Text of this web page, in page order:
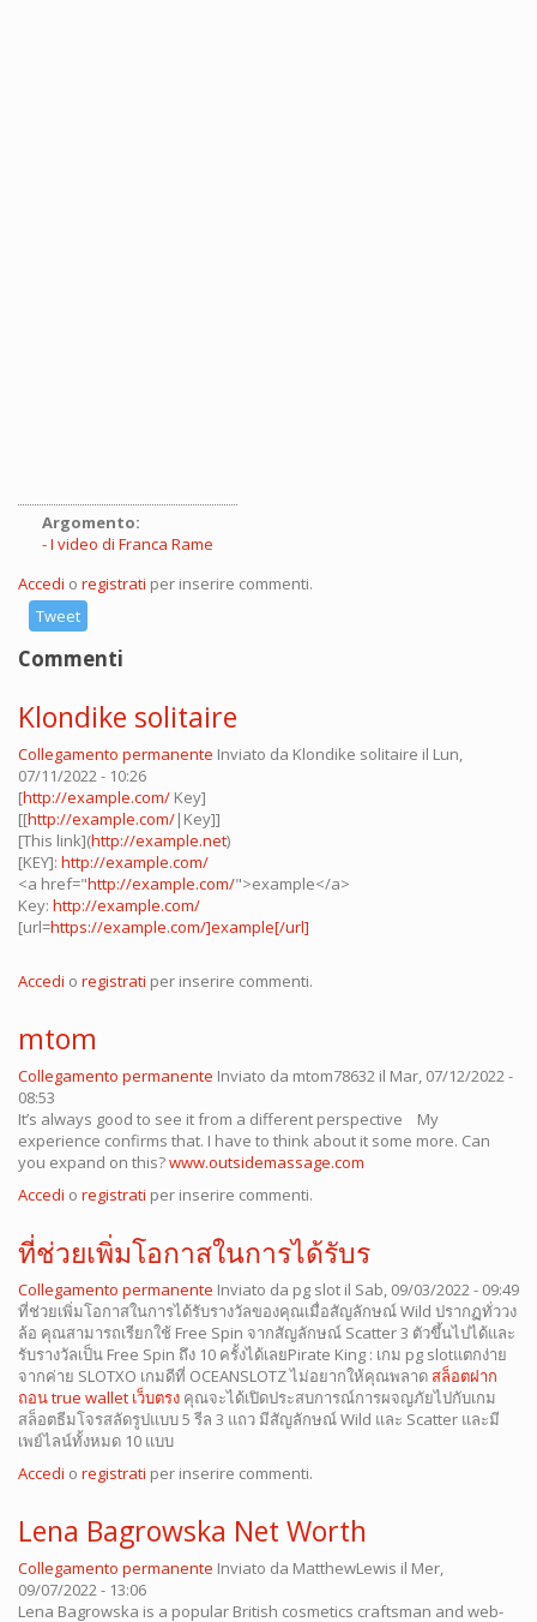
Argomento:
I video di Franca Rame
Accedi o registrati per inserire commenti.
Tweet
Commenti
Klondike solitaire
Collegamento permanente Inviato da Klondike solitaire il Lun,
07/11/2022 - 10:26
[http://example.com/ Key]
[[http://example.com/|Key]]
[This link](http://example.net)
[KEY]: http://example.com/
<a href="http://example.com/">example</a>
Key: http://example.com/
[url=https://example.com/]example[/url]
Accedi o registrati per inserire commenti.
mtom
Collegamento permanente Inviato da mtom78632 il Mar, 07/12/2022 -
08:53
It’s always good to see it from a different perspective My
experience confirms that. I have to think about it some more. Can
you expand on this?www.outsidemassage.com
Accedi o registrati per inserire commenti.
ที่ช่วยเพิ่มโอกาสในการได้รับร
Collegamento permanente Inviato da pg slot il Sab, 09/03/2022 - 09:49
ที่ช่วยเพิ่มโอกาสในการได้รับรางวัลของคุณเมื่อสัญลักษณ์ Wild ปรากฏทั่ววง
ล้อ คุณสามารถเรียกใช้ Free Spin จากสัญลักษณ์ Scatter 3 ตัวขึ้นไปได้และ
รับรางวัลเป็น Free Spin ถึง 10 ครั้งได้เลยPirate King : เกม pg slotแตกง่าย
จากค่าย SLOTXO เกมดีที่ OCEANSLOTZ ไม่อยากให้คุณพลาด สล็อตฝาก
ถอน true wallet เว็บตรง คุณจะได้เปิดประสบการณ์การผจญภัยไปกับเกม
สล็อตธีมโจรสลัดรูปแบบ 5 รีล 3 แถว มีสัญลักษณ์ Wild และ Scatter และมี
เพย์ไลน์ทั้งหมด 10 แบบ
Accedi o registrati per inserire commenti.
Lena Bagrowska Net Worth
Collegamento permanente Inviato da MatthewLewis il Mer,
09/07/2022 - 13:06
Lena Bagrowska is a popular British cosmetics craftsman and web-